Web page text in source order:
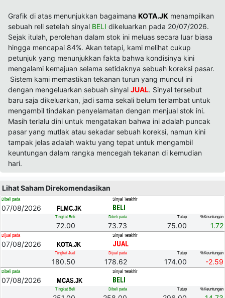
Grafik di atas menunjukkan bagaimana KOTA.JK menampilkan
sebuah reli setelah sinyal BELI dikeluarkan pada 20/07/2026.
Sejak itulah, perolehan dalam stok ini meluas secara luar biasa
hingga mencapai 84%. Akan tetapi, kami melihat cukup
petunjuk yang menunjukkan fakta bahwa kondisinya kini
mengalami kemajuan selama setidaknya sebuah koreksi pasar.
Sistem kami memastikan tekanan turun yang muncul ini
dengan mengeluarkan sebuah sinyal JUAL. Sinyal tersebut
baru saja dikeluarkan, jadi sama sekali belum terlambat untuk
mengambil tindakan penyelamatan dengan menjual stok ini.
Masih terlalu dini untuk mengatakan bahwa ini adalah puncak
pasar yang mutlak atau sekadar sebuah koreksi, namun kini
tampak jelas adalah waktu yang tepat untuk mengambil
keuntungan dalam rangka mencegah tekanan di kemudian
hari.
Lihat Saham Direkomendasikan
Dibeli pada
07/08/2026 FLMC.JK
Sinyal Terakhir
BELI
Tingkat Beli
72.00
Dibeli pada
73.73
Tutup
75.00
%Keuntungan
1.72
Dijual pada
07/08/2026 KOTA.JK
Sinyal Terakhir
JUAL
Tingkat Jual
180.50
Dijual pada
178.62
Tutup
174.00
%Keuntungan
-2.59
Dibeli pada
07/08/2026 MCAS.JK
Sinyal Terakhir
BELI
Tingkat Beli Dibeli pada Tutup %Keuntungan